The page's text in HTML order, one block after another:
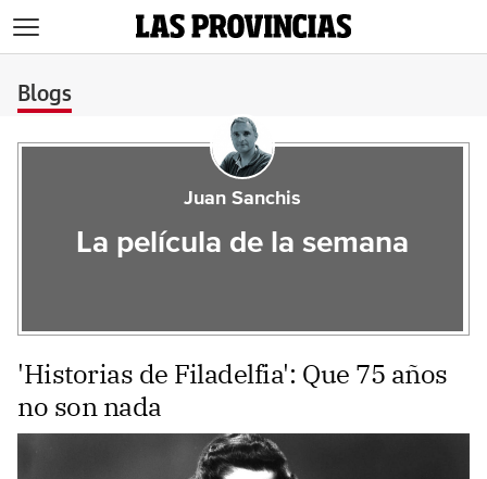
Blogs
Juan Sanchis
La película de la semana
'Historias de Filadelfia': Que 75 años
no son nada